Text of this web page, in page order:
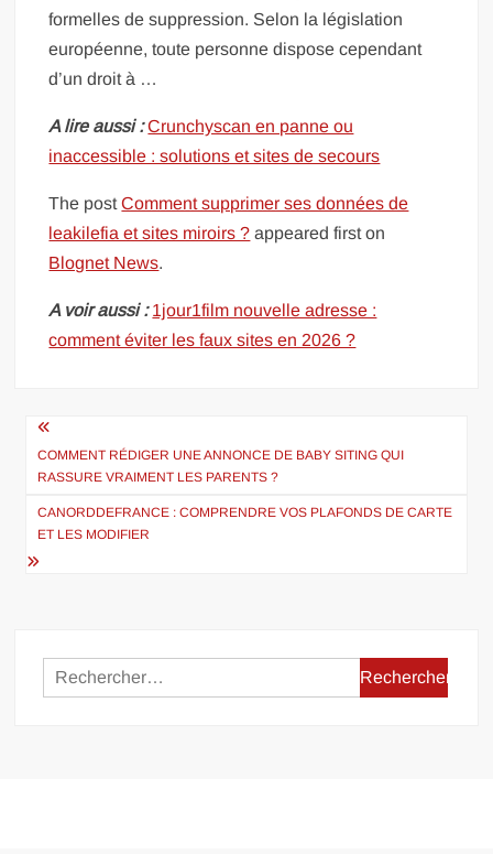
formelles de suppression. Selon la législation
européenne, toute personne dispose cependant
d’un droit à …
A lire aussi : Crunchyscan en panne ou
inaccessible : solutions et sites de secours
The postComment supprimer ses données de
leakilefia et sites miroirs ? appeared first on
Blognet News.
A voir aussi : 1jour1film nouvelle adresse :
comment éviter les faux sites en 2026 ?
Navigation
de
l’article
COMMENT RÉDIGER UNE ANNONCE DE BABY SITING QUI
RASSURE VRAIMENT LES PARENTS ?
CANORDDEFRANCE : COMPRENDRE VOS PLAFONDS DE CARTE
ET LES MODIFIER
Rechercher :